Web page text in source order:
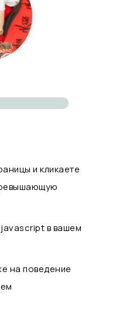
и кликаете
в вашем
на поведение